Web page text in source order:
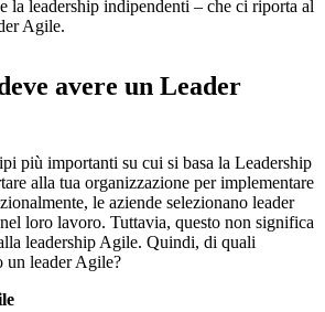
la leadership indipendenti – che ci riporta al
Agile.
avere un Leader
più importanti su cui si basa la Leadership
alla tua organizzazione per implementare
le aziende selezionano leader
loro lavoro. Tuttavia, questo non significa
leadership Agile. Quindi, di quali
un leader Agile?